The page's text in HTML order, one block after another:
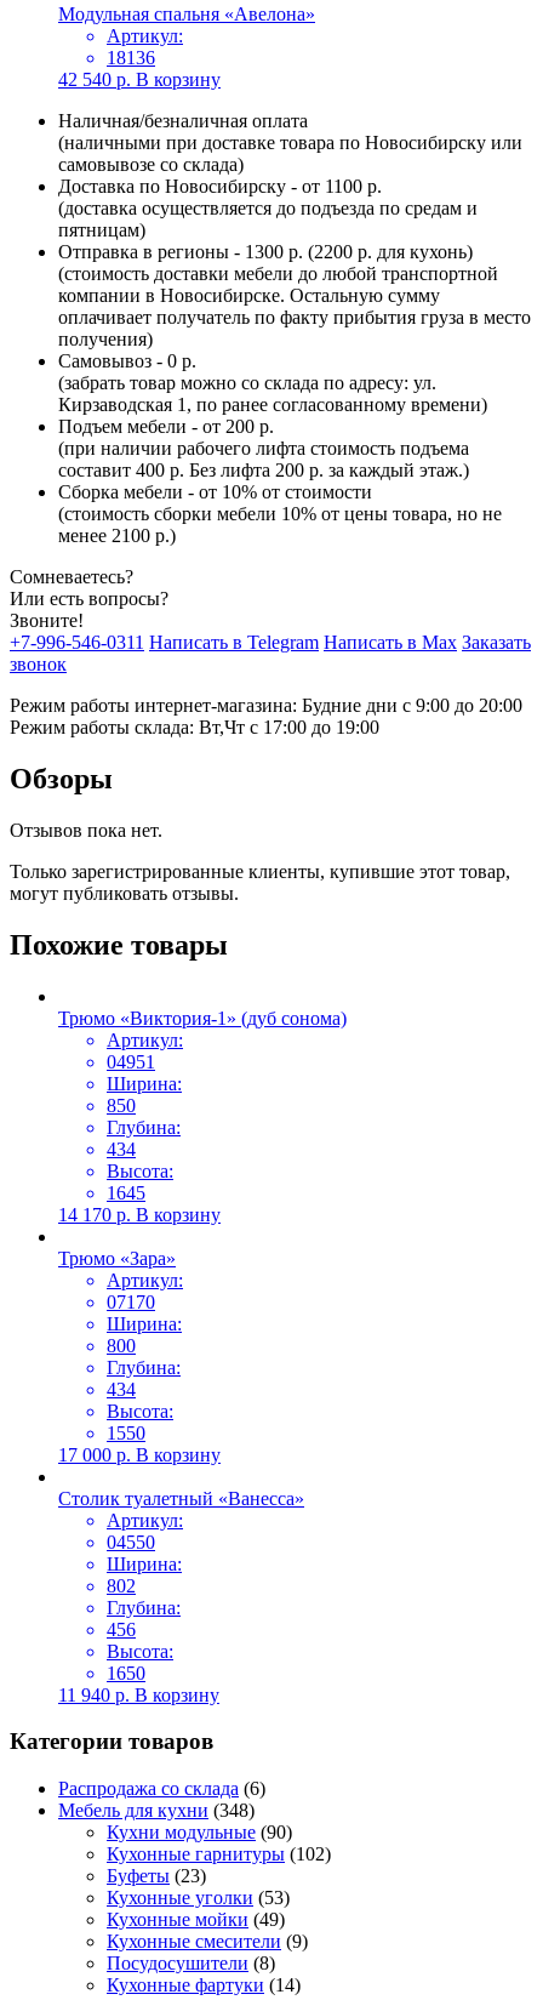
Модульная спальня «Авелона»
Артикул:
18136
42 540 р. В корзину
Наличная/безналичная оплата
(наличными при доставке товара по Новосибирску или
самовывозе со склада)
Доставка по Новосибирску - от 1100 р.
(доставка осуществляется до подъезда по средам и
пятницам)
Отправка в регионы - 1300 р. (2200 р. для кухонь)
(стоимость доставки мебели до любой транспортной
компании в Новосибирске. Остальную сумму
оплачивает получатель по факту прибытия груза в место
получения)
Самовывоз - 0 р.
(забрать товар можно со склада по адресу: ул.
Кирзаводская 1, по ранее согласованному времени)
Подъем мебели - от 200 р.
(при наличии рабочего лифта стоимость подъема
составит 400 р. Без лифта 200 р. за каждый этаж.)
Сборка мебели - от 10% от стоимости
(стоимость сборки мебели 10% от цены товара, но не
менее 2100 р.)
Сомневаетесь?
Или есть вопросы?
Звоните!
+7-996-546-0311 Написать в Telegram Написать в Max Заказать
звонок
Режим работы интернет-магазина: Будние дни с 9:00 до 20:00
Режим работы склада: Вт,Чт с 17:00 до 19:00
Обзоры
Отзывов пока нет.
Только зарегистрированные клиенты, купившие этот товар,
могут публиковать отзывы.
Похожие товары
Трюмо «Виктория-1» (дуб сонома)
Артикул:
04951
Ширина:
850
Глубина:
434
Высота:
1645
14 170 р. В корзину
Трюмо «Зара»
Артикул:
07170
Ширина:
800
Глубина:
434
Высота:
1550
17 000 р. В корзину
Столик туалетный «Ванесса»
Артикул:
04550
Ширина:
802
Глубина:
456
Высота:
1650
11 940 р. В корзину
Категории товаров
Распродажа со склада (6)
Мебель для кухни (348)
Кухни модульные (90)
Кухонные гарнитуры (102)
Буфеты (23)
Кухонные уголки (53)
Кухонные мойки (49)
Кухонные смесители (9)
Посудосушители (8)
Кухонные фартуки (14)